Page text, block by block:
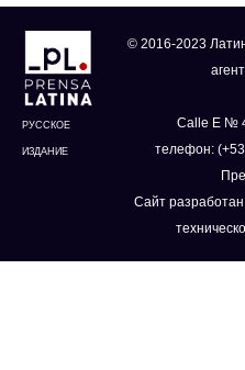
РУССКОЕ
ИЗДАНИЕ
© 2016-2023
Calle E №
телефон:
Сайт